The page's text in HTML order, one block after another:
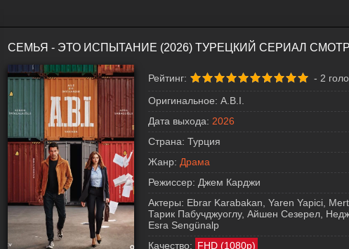
СЕМЬЯ - ЭТО ИСПЫТАНИЕ (2026) ТУРЕЦКИЙ СЕРИАЛ
Рейтинг: - 2
Оригинальное: A.B.I.
Дата выхода: 2026
Страна: Турция
Жанр: Драма
Режиссер: Джем Карджи
Актеры: Ebrar Karabakan, Yaren Yapici,
Тарик Пабучджуоглу, Айшен Сезерел,
Esra Sengünalp
Качество: FHD (1080p)